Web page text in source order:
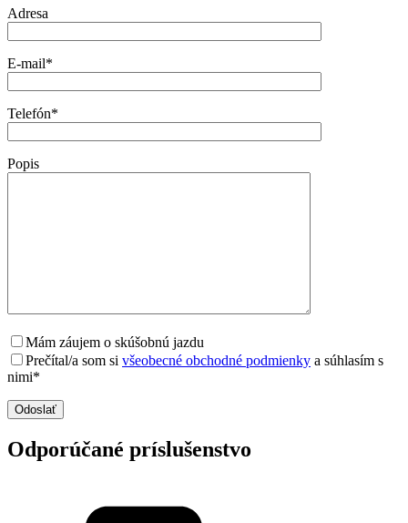
Adresa
E-mail*
Telefón*
Popis
Mám záujem o skúšobnú jazdu
Prečítal/a som si všeobecné obchodné podmienky a súhlasím s
nimi*
Odporúčané príslušenstvo